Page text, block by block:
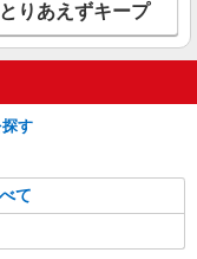
とりあえずキープ
す
て